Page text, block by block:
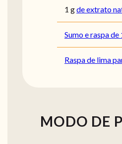
1 gde extrato
Sumo e raspa de
Raspa de lima
MODO DE